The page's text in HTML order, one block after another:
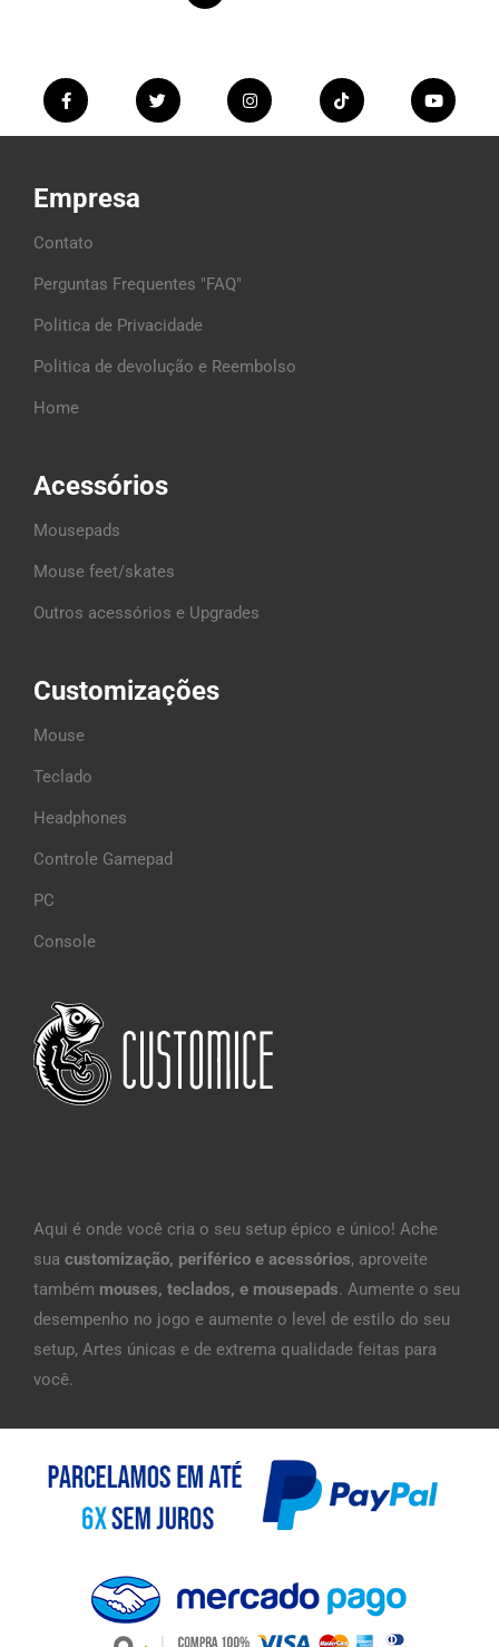
Aqui é onde você cria o seu setup épico e único! Ache
sua customização, periférico e acessórios, aproveite
também mouses, teclados, e mousepads. Aumente o seu
desempenho no jogo e aumente o level de estilo do seu
setup, Artes únicas e de extrema qualidade feitas para
você.
Customizações
Mouse
Teclado
Headphones
Controle Gamepad
PC
Console
Acessórios
Mousepads
Mouse feet/skates
Outros acessórios e Upgrades
Empresa
Contato
Perguntas Frequentes "FAQ"
Politica de Privacidade
Politica de devolução e Reembolso
Home